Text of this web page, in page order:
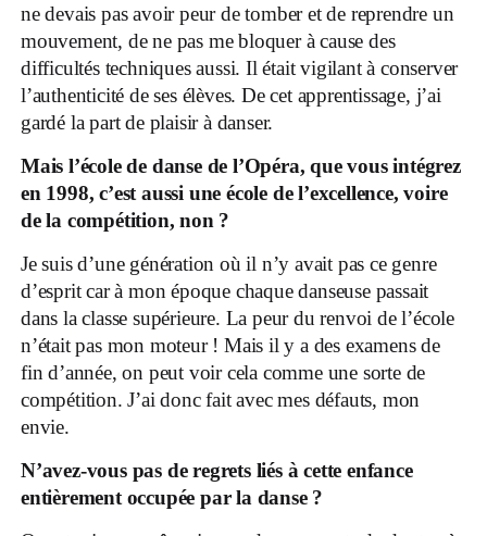
ne devais pas avoir peur de tomber et de reprendre un
mouvement, de ne pas me bloquer à cause des
difficultés techniques aussi. Il était vigilant à conserver
l’authenticité de ses élèves. De cet apprentissage, j’ai
gardé la part de plaisir à danser.
Mais l’école de danse de l’Opéra, que vous intégrez
en 1998, c’est aussi une école de l’excellence, voire
de la compétition, non ?
Je suis d’une génération où il n’y avait pas ce genre
d’esprit car à mon époque chaque danseuse passait
dans la classe supérieure. La peur du renvoi de l’école
n’était pas mon moteur ! Mais il y a des examens de
fin d’année, on peut voir cela comme une sorte de
compétition. J’ai donc fait avec mes défauts, mon
envie.
N’avez-vous pas de regrets liés à cette enfance
entièrement occupée par la danse ?